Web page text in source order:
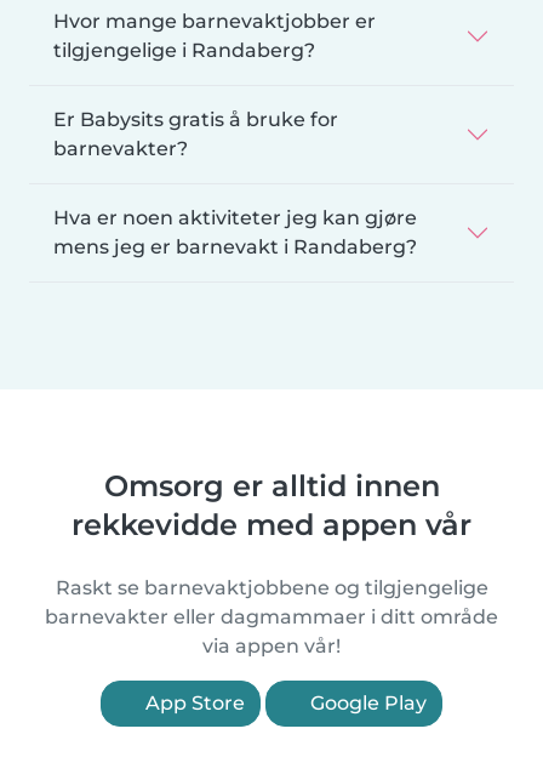
Hvor mange barnevaktjobber er
tilgjengelige i Randaberg?
Er Babysits gratis å bruke for
barnevakter?
Hva er noen aktiviteter jeg kan gjøre
mens jeg er barnevakt i Randaberg?
Omsorg er alltid innen
rekkevidde med appen vår
Raskt se barnevaktjobbene og tilgjengelige
barnevakter eller dagmammaer i ditt område
via appen vår!
App Store Google Play